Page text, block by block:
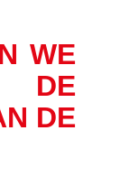
WE
DE